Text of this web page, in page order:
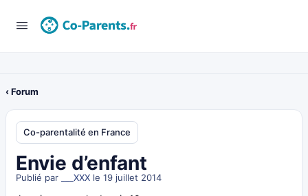
‹ Forum
Co-parentalité en France
Envie d’enfant
Publié par ___XXX le 19 juillet 2014